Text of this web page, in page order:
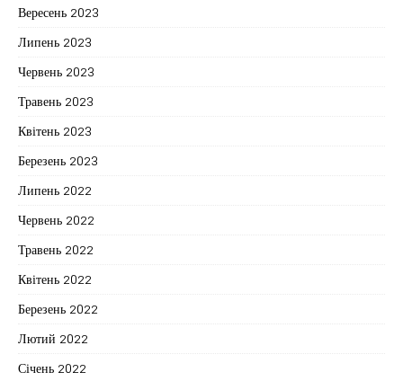
Вересень 2023
Липень 2023
Червень 2023
Травень 2023
Квітень 2023
Березень 2023
Липень 2022
Червень 2022
Травень 2022
Квітень 2022
Березень 2022
Лютий 2022
Січень 2022